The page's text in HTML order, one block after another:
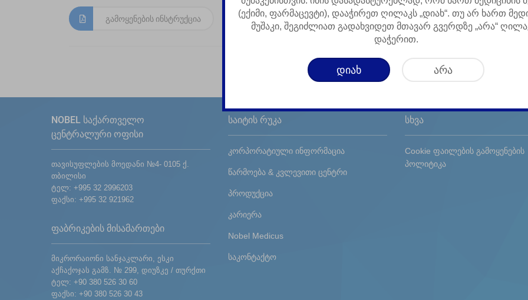
გამოყენების ინსტრუქცია მოკლე ინფორმაცია პროდუქციის შესახებ
NOBEL საქართველო
ცენტრალური ოფისი
თავისუფლების მოედანი №4- 0105 ქ.
თბილისი
ტელ: +995 32 2996203
ფაქსი: +995 32 921962
ფაბრიკების მისამართები
მიკრორაიონი სანჯაკლარი, ესკი
აქჩაქოჯას გამზ. № 299, დიუზკე / თურქთი
ტელ: +90 380 526 30 60
ფაქსი: +90 380 526 30 43
საიტის რუკა
კორპორატიული ინფორმაცია
წარმოება & კვლევითი ცენტრი
პროდუქცია
კარიერა
Nobel Medicus
საკონტაქტო
სხვა
Cookie ფაილების გამოყენების
პოლიტიკა
(ექიმი, ფარმაცევტი), დააჭირეთ ღილაკს „დიახ“. თუ არ ხართ
მუშაკი, შეგიძლიათ გადახვიდეთ მთავარ გვერდზე „არა“
დაჭერით.
დიახ არა